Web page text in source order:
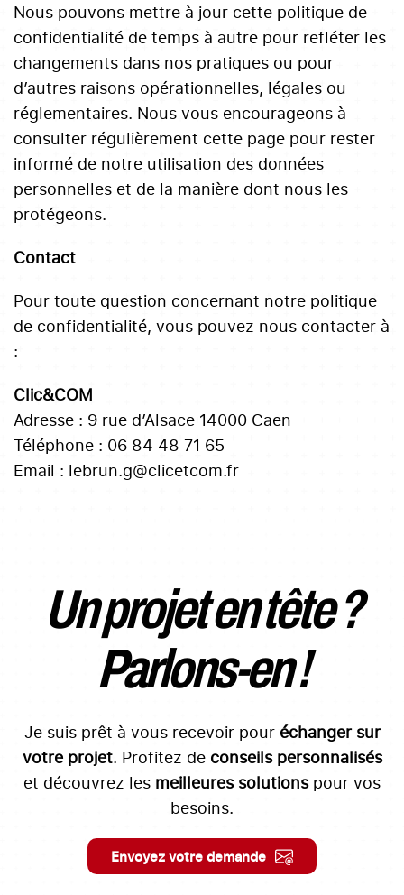
Nous pouvons mettre à jour cette politique de
confidentialité de temps à autre pour refléter les
changements dans nos pratiques ou pour
d’autres raisons opérationnelles, légales ou
réglementaires. Nous vous encourageons à
consulter régulièrement cette page pour rester
informé de notre utilisation des données
personnelles et de la manière dont nous les
protégeons.
Contact
Pour toute question concernant notre politique
de confidentialité, vous pouvez nous contacter à
:
Clic&COM
Adresse : 9 rue d’Alsace 14000 Caen
Téléphone : 06 84 48 71 65
Email : lebrun.g@clicetcom.fr
Un projet en tête ?
Parlons-en !
Je suis prêt à vous recevoir pour échanger sur
votre projet. Profitez de conseils personnalisés
et découvrez les meilleures solutionspour vos
besoins.
Envoyez votre demande